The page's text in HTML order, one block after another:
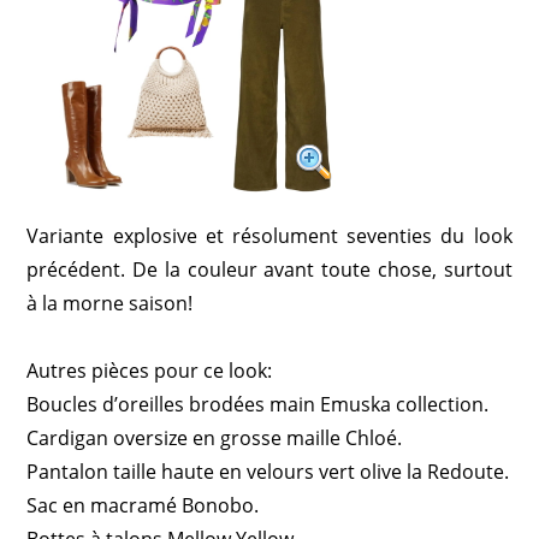
Variante explosive et résolument seventies du look
précédent. De la couleur avant toute chose, surtout
à la morne saison!
Autres pièces pour ce look:
Boucles d’oreilles brodées main Emuska collection.
Cardigan oversize en grosse maille Chloé.
Pantalon taille haute en velours vert olive la Redoute.
Sac en macramé Bonobo.